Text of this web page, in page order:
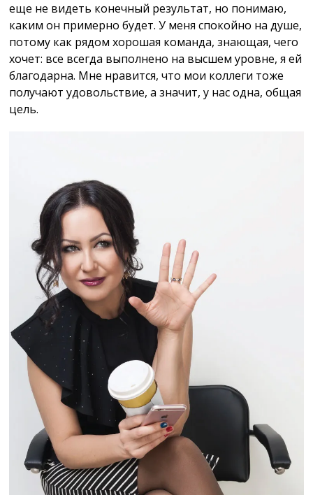
еще не видеть конечный результат, но понимаю,
каким он примерно будет. У меня спокойно на душе,
потому как рядом хорошая команда, знающая, чего
хочет: все всегда выполнено на высшем уровне, я ей
благодарна. Мне нравится, что мои коллеги тоже
получают удовольствие, а значит, у нас одна, общая
цель.